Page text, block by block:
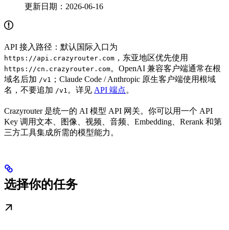
更新日期：2026-06-16
API 接入路径：默认国际入口为
https://api.crazyrouter.com ，东亚地区优先使用
https://cn.crazyrouter.com。OpenAI 兼容客户端通常在根
域名后加 /v1
；Claude Code / Anthropic 原生客户端使用根域
名，不要追加 /v1 。详见 API 端点。
Crazyrouter 是统一的 AI 模型 API 网关。你可以用一个 API
Key 调用文本、图像、视频、音频、Embedding、Rerank 和第
三方工具集成所需的模型能力。
选择你的任务